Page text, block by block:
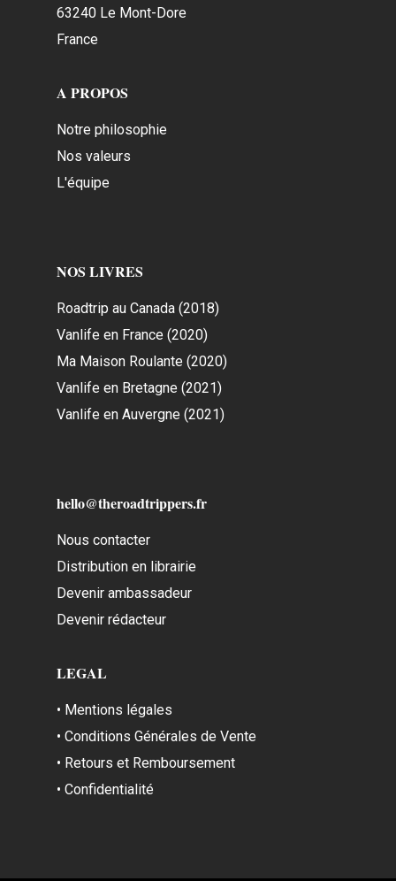
63240 Le Mont-Dore
France
A PROPOS
Notre philosophie
Nos valeurs
L'équipe
NOS LIVRES
Roadtrip au Canada (2018)
Vanlife en France (2020)
Ma Maison Roulante (2020)
Vanlife en Bretagne (2021)
Vanlife en Auvergne (2021)
hello@theroadtrippers.fr
Nous contacter
Distribution en librairie
Devenir ambassadeur
Devenir rédacteur
LEGAL
• Mentions légales
• Conditions Générales de Vente
• Retours et Remboursement
• Confidentialité